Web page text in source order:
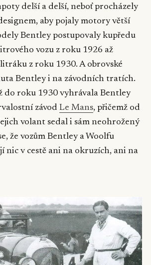
delší a delší, neboť procházely
aby pojaly motory větší
Bentley postupovaly kupředu
vozu z roku 1926 až
z roku 1930. A obrovské
Bentley i na závodních tratích.
do roku 1930 vyhrávala Bentley
závod Le Mans, přičemž od
volant sedal i sám neohrožený
že vozům Bentley a Woolfu
nic v cestě ani na okruzích, ani na